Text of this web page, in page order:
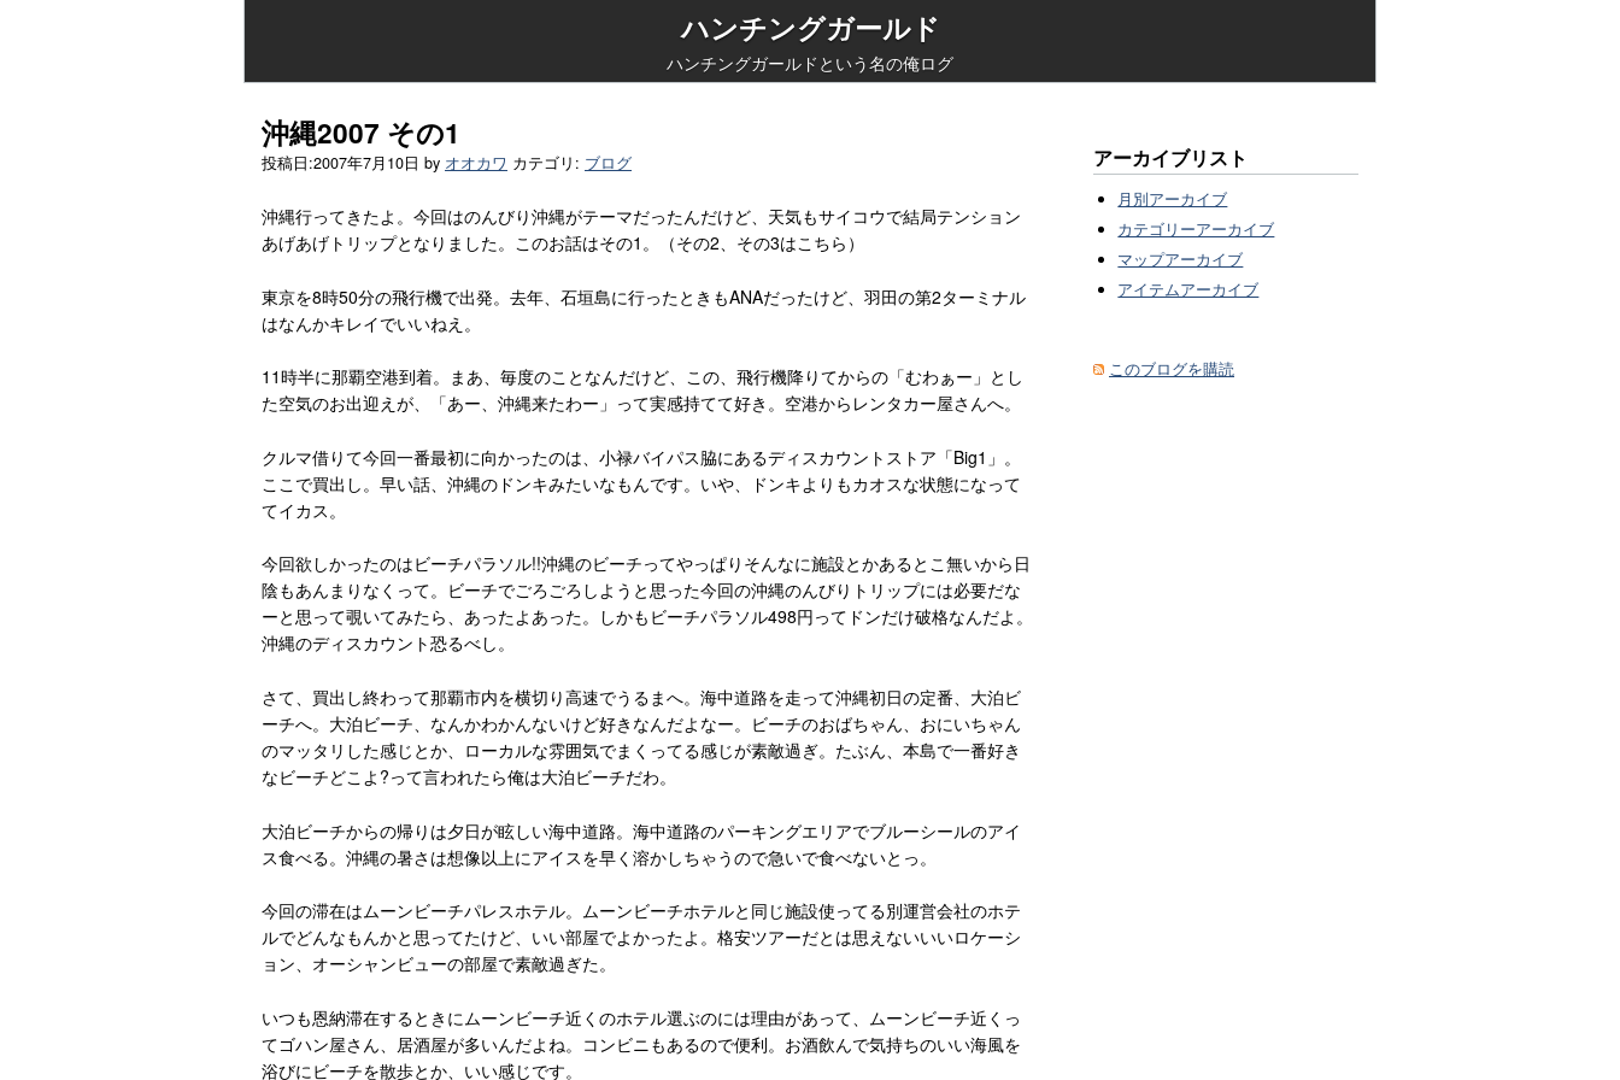
ハンチングガールド
ハンチングガールドという名の俺ログ
沖縄2007 その1
投稿日:2007年7月10日 by オオカワ カテゴリ: ブログ
沖縄行ってきたよ。今回はのんびり沖縄がテーマだったんだけど、天気もサイコウで結局テンション
あげあげトリップとなりました。このお話はその1。（その2、その3はこちら）
東京を8時50分の飛行機で出発。去年、石垣島に行ったときもANAだったけど、羽田の第2ターミナル
はなんかキレイでいいねえ。
11時半に那覇空港到着。まあ、毎度のことなんだけど、この、飛行機降りてからの「むわぁー」とし
た空気のお出迎えが、「あー、沖縄来たわー」って実感持てて好き。空港からレンタカー屋さんへ。
クルマ借りて今回一番最初に向かったのは、小禄バイパス脇にあるディスカウントストア「Big1」。
ここで買出し。早い話、沖縄のドンキみたいなもんです。いや、ドンキよりもカオスな状態になって
てイカス。
今回欲しかったのはビーチパラソル!!沖縄のビーチってやっぱりそんなに施設とかあるとこ無いから日
陰もあんまりなくって。ビーチでごろごろしようと思った今回の沖縄のんびりトリップには必要だな
ーと思って覗いてみたら、あったよあった。しかもビーチパラソル498円ってドンだけ破格なんだよ。
沖縄のディスカウント恐るべし。
さて、買出し終わって那覇市内を横切り高速でうるまへ。海中道路を走って沖縄初日の定番、大泊ビ
ーチへ。大泊ビーチ、なんかわかんないけど好きなんだよなー。ビーチのおばちゃん、おにいちゃん
のマッタリした感じとか、ローカルな雰囲気でまくってる感じが素敵過ぎ。たぶん、本島で一番好き
なビーチどこよ?って言われたら俺は大泊ビーチだわ。
大泊ビーチからの帰りは夕日が眩しい海中道路。海中道路のパーキングエリアでブルーシールのアイ
ス食べる。沖縄の暑さは想像以上にアイスを早く溶かしちゃうので急いで食べないとっ。
今回の滞在はムーンビーチパレスホテル。ムーンビーチホテルと同じ施設使ってる別運営会社のホテ
ルでどんなもんかと思ってたけど、いい部屋でよかったよ。格安ツアーだとは思えないいいロケーシ
ョン、オーシャンビューの部屋で素敵過ぎた。
いつも恩納滞在するときにムーンビーチ近くのホテル選ぶのには理由があって、ムーンビーチ近くっ
てゴハン屋さん、居酒屋が多いんだよね。コンビニもあるので便利。お酒飲んで気持ちのいい海風を
浴びにビーチを散歩とか、いい感じです。
アーカイブリスト
月別アーカイブ
カテゴリーアーカイブ
マップアーカイブ
アイテムアーカイブ
このブログを購読